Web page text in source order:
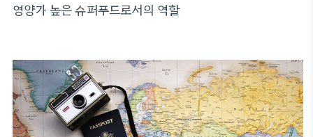
영양가 높은 슈퍼푸드로서의 역할